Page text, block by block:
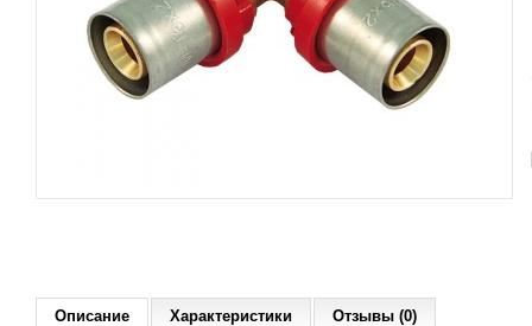
Описание Характеристики Отзывы (0)